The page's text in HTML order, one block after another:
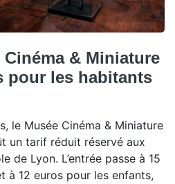
& Miniature
pour les habitants
le Musée Cinéma & Miniature
un tarif réduit réservé aux
de Lyon. L’entrée passe à 15
à 12 euros pour les enfants,